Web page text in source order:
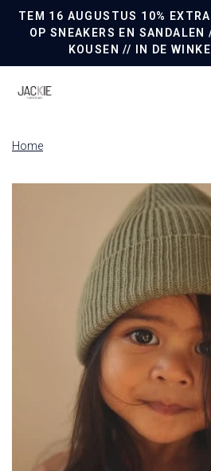
TEM 16 AUGUSTUS 10%
OP SNEAKERS EN
KOUSEN // IN DE
Home